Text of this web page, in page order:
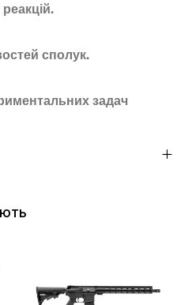
сполук.
задач